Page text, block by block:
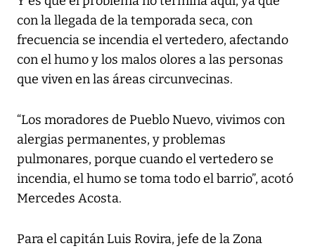
con la llegada de la temporada seca, con
frecuencia se incendia el vertedero, afectando
con el humo y los malos olores a las personas
que viven en las áreas circunvecinas.
“Los moradores de Pueblo Nuevo, vivimos con
alergias permanentes, y problemas
pulmonares, porque cuando el vertedero se
incendia, el humo se toma todo el barrio”, acotó
Mercedes Acosta.
Para el capitán Luis Rovira, jefe de la Zona